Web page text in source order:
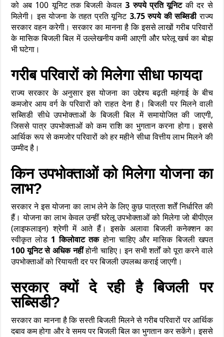
को अब 100 यूनिट तक बिजली केवल 3 रुपये प्रति यूनिटकी दर से
मिलेगी। इस योजना के तहत प्रति यूनिट 3.75 रुपये की सब्सिडीराज्य
सरकार वहन करेगी। सरकार का मानना है कि इससे लाखों गरीब परिवारों
के मासिक बिजली बिल में उल्लेखनीय कमी आएगी और घरेलू खर्च का बोझ
भी घटेगा।
गरीब परिवारों को मिलेगा सीधा फायदा
राज्य सरकार के अनुसार इस योजना का उद्देश्य बढ़ती महंगाई के बीच
कमजोर आय वर्ग के परिवारों को राहत देना है। बिजली पर मिलने वाली
सब्सिडी सीधे उपभोक्ताओं के बिजली बिल में समायोजित की जाएगी,
जिससे पात्र उपभोक्ताओं को कम राशि का भुगतान करना होगा। इससे
आर्थिक रूप से कमजोर परिवारों को हर महीने सीधा वित्तीय लाभ मिलने की
उम्मीद है।
किन उपभोक्ताओं को मिलेगा योजना का
लाभ?
सरकार ने इस योजना का लाभ लेने के लिए कुछ पात्रता शर्तें निर्धारित की
हैं। योजना का लाभ केवल उन्हीं घरेलू उपभोक्ताओं को मिलेगा जो बीपीएल
(लाइफलाइन) श्रेणी में आते हैं। इसके अलावा बिजली कनेक्शन का
स्वीकृत लोड 1 किलोवाट तकहोना चाहिए और मासिक बिजली खपत
100 यूनिट से अधिक नहींहोनी चाहिए। इन सभी शर्तों को पूरा करने वाले
उपभोक्ताओं को रियायती दर पर बिजली उपलब्ध कराई जाएगी।
सरकार क्यों दे रही है बिजली पर
सब्सिडी?
सरकार का मानना है कि सस्ती बिजली मिलने से गरीब परिवारों पर आर्थिक
दबाव कम होगा और वे समय पर बिजली बिल का भुगतान कर सकेंगे। इससे